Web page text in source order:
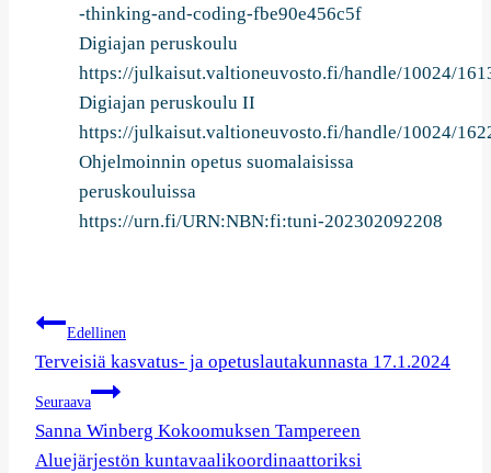
-thinking-and-coding-fbe90e456c5f
Digiajan peruskoulu
https://julkaisut.valtioneuvosto.fi/handle/10024/
Digiajan peruskoulu II
https://julkaisut.valtioneuvosto.fi/handle/10024/
Ohjelmoinnin opetus suomalaisissa
peruskouluissa
https://urn.fi/URN:NBN:fi:tuni-202302092208
Artikkelien
selaus
Edellinen
Terveisiä kasvatus- ja opetuslautakunnasta 17.1.2024
Seuraava
Sanna Winberg Kokoomuksen Tampereen
Aluejärjestön kuntavaalikoordinaattoriksi